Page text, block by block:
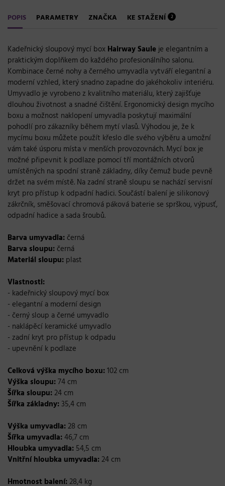
POPIS PARAMETRY ZNAČKA KE STAŽENÍ 2
Kadeřnický sloupový mycí box Hairway Sauleje elegantním a
praktickým doplňkem do každého profesionálního salonu.
Kombinace černé nohy a černého umyvadla vytváří elegantní a
moderní vzhled, který snadno zapadne do jakéhokoliv interiéru.
Umyvadlo je vyrobeno z kvalitního materiálu, který zajišťuje
dlouhou životnost a snadné čištění. Ergonomický design mycího
boxu a možnost naklopení umyvadla poskytují maximální
pohodlí pro zákazníky během mytí vlasů. Výhodou je, že k
mycímu boxu můžete použít křeslo dle svého výběru a umožní
vám také úsporu místa v menších provozovnách. Mycí box je
možné připevnit k podlaze pomocí tří montážních otvorů
umístěných na spodní straně základny, díky čemuž bude pevně
držet na svém místě. Na zadní straně sloupu se nachází servisní
kryt pro přístup k odpadní hadici. Součástí balení je silikonový
zákrčník, směšovací chromová páková baterie se sprškou, výpusť,
odpadní hadice a sada šroubů.
Barva umyvadla: černá
Barva sloupu: černá
Materiál sloupu: plast
Vlastnosti:
- kadeřnický sloupový mycí box
- elegantní a moderní design
- černý sloup a černé umyvadlo
- naklápěcí keramické umyvadlo
- zadní kryt pro přístup k odpadu
- upevnění k podlaze
Celková výška mycího boxu:102 cm
Výška sloupu:74 cm
Šířka sloupu:24 cm
Šířka základny: 35,4 cm
Výška umyvadla:28 cm
Šířka umyvadla:46,7 cm
Hloubka umyvadla: 54,5 cm
Vnitřní hloubka umyvadla:24 cm
Hmotnost balení:28,4 kg